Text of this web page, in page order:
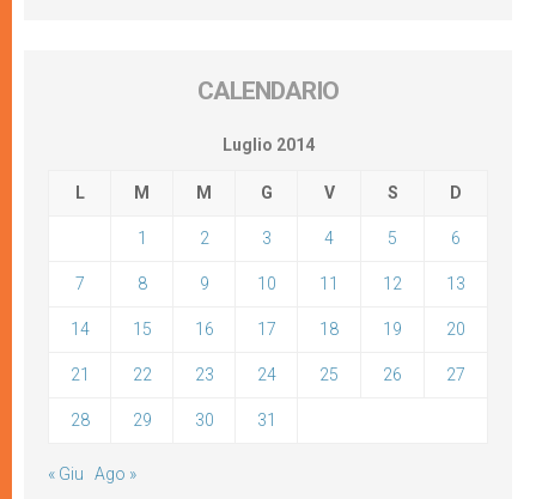
CALENDARIO
Luglio 2014
L M M G V S D
1 2 3 4 5 6
7 8 9 10 11 12 13
14 15 16 17 18 19 20
21 22 23 24 25 26 27
28 29 30 31
« Giu Ago »